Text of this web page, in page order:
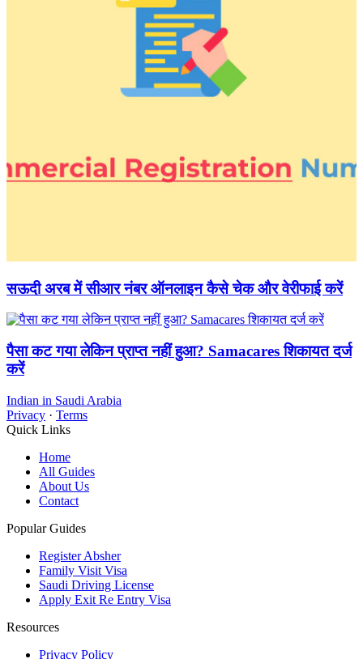
सऊदी अरब में सीआर नंबर ऑनलाइन कैसे चेक और वेरीफाई करें
पैसा कट गया लेकिन प्राप्त नहीं हुआ? Samacares शिकायत दर्ज
करें
Indian in Saudi Arabia
Privacy · Terms
Quick Links
Home
All Guides
About Us
Contact
Popular Guides
Register Absher
Family Visit Visa
Saudi Driving License
Apply Exit Re Entry Visa
Resources
Privacy Policy